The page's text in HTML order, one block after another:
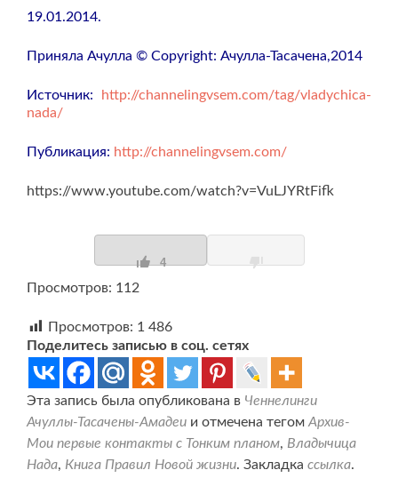
19.01.2014.
Приняла Ачулла © Copyright: Ачулла-Тасачена,2014
Источник:
http://channelingvsem.com/tag/vladychica-
nada/
Публикация: http://channelingvsem.com/
https://www.youtube.com/watch?v=VuLJYRtFifk
4
Просмотров: 112
Просмотров: 1 486
Поделитесь записью в соц. сетях
Эта запись была опубликована в Ченнелинги
Ачуллы-Тасачены-Амадеи и отмечена тегом Архив-
Мои первые контакты с Тонким планом, Владычица
Нада, Книга Правил Новой жизни. Закладка ссылка.